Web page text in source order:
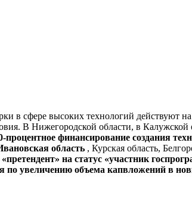
в сфере высоких технологий действуют
В Нижегородской области, в Калужской
финансирование создания
область , Курская область,
«претендент» на статус «участник
по увеличению объема капвложений в